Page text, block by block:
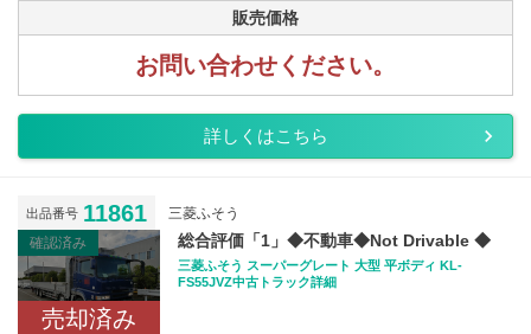
販売価格
お問い合わせください。
詳しくはこちら
出品番号 11861
三菱ふそう
確認済み
売却済み
総合評価「1」◆不動車◆Not Drivable ◆
三菱ふそう スーパーグレート 大型 平ボディ KL-
FS55JVZ中古トラック詳細